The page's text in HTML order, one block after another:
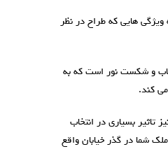
ویژگی هایی که طراح در نظر
و شکست نور است که به
کند.
تاثیر بسیاری در انتخاب
شما در گذر خیابان واقع